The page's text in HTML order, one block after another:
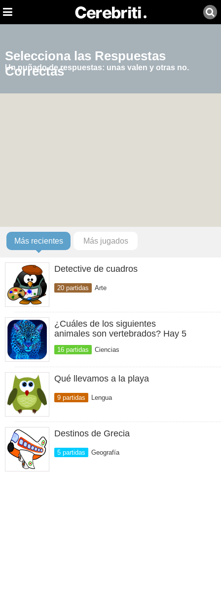
Selecciona las Respuestas
Correctas
Un puñado de respuestas: unas valen y otras no.
Más recientes Más jugados
Detective de cuadros
20 partidas Arte
¿Cuáles de los siguientes
animales son vertebrados? Hay 5
16 partidas Ciencias
Qué llevamos a la playa
9 partidas Lengua
Destinos de Grecia
5 partidas Geografía